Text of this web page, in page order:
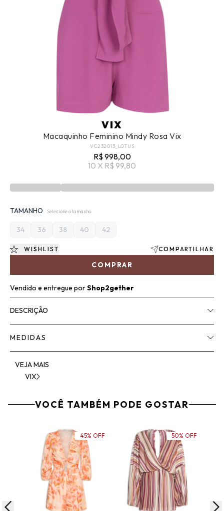
VIX
Macaquinho Feminino Mindy Rosa Vix
VC232013_LOTUS
R$ 998,00
10 X R$ 99,80
TAMANHO Selecione o tamanho
34 36 38 40 42
COMPRAR
WISHLIST COMPARTILHAR
Vendido e entregue porShop2gether
DESCRIÇÃO
MEDIDAS
VEJA MAIS
VIX
VOCÊ TAMBÉM PODE GOSTAR
45% OFF 50% OFF